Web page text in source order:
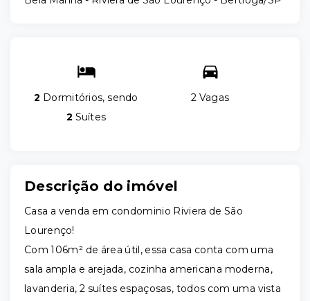
2 Dormitórios, sendo
2 Suítes
2 Vagas
Descrição do imóvel
Casa a venda em condominio Riviera de São
Lourenço!
Com 106m² de área útil, essa casa conta com uma
sala ampla e arejada, cozinha americana moderna,
lavanderia, 2 suítes espaçosas, todos com uma vista